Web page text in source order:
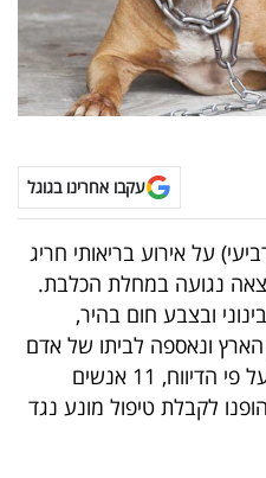
עקבו אחרינו בגוגל
על אירוע בריאותי חריג
נגועה במחלת הכלבת.
ובצבע חום בהיר,
ונאספה לביתו של אדם
פרטי בחדרה לפני כשבועיים. על פי הדיווח, 11 אנשים
לקבלת טיפול מונע נגד